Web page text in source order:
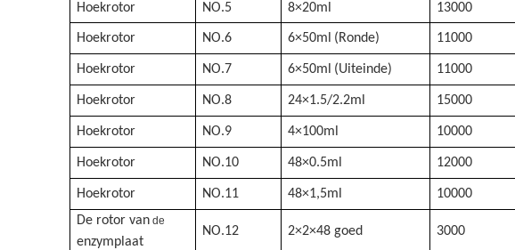
Hoekrotor NO.5 8×20ml 13000
Hoekrotor NO.6 6×50ml (Ronde) 11000
Hoekrotor NO.7 6×50ml (Uiteinde) 11000
Hoekrotor NO.8 24×1.5/2.2ml 15000
Hoekrotor NO.9 4×100ml 10000
Hoekrotor NO.10 48×0.5ml 12000
Hoekrotor NO.11 48×1,5ml 10000
De rotor van de
enzymplaat
NO.12 2×2×48 goed 3000